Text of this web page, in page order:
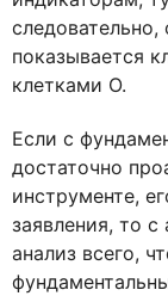
показывается
клетками О.
Если с
достаточно
инструменте,
заявления, то
анализ всего,